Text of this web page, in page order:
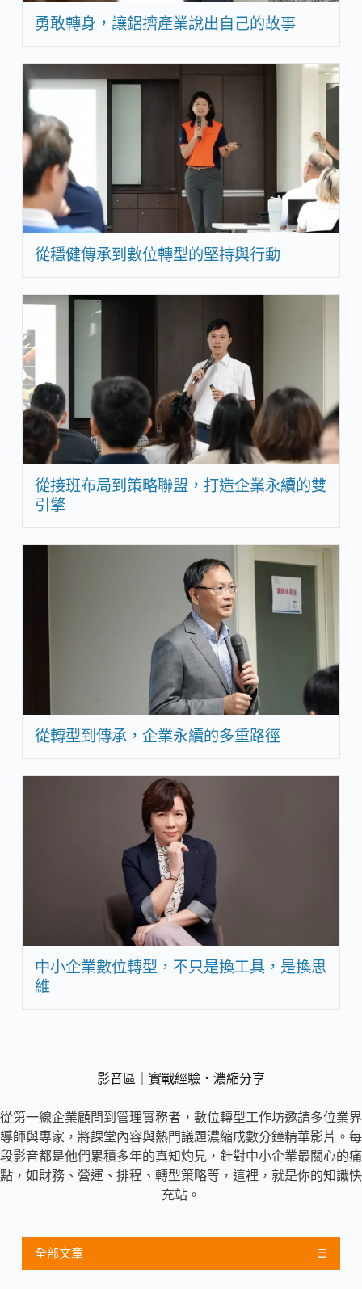
勇敢轉身，讓鋁擠產業說出自己的故事
從穩健傳承到數位轉型的堅持與行動
從接班布局到策略聯盟，打造企業永續的雙
引擎
從轉型到傳承，企業永續的多重路徑
中小企業數位轉型，不只是換工具，是換思
維
影音區｜實戰經驗．濃縮分享
從第一線企業顧問到管理實務者，數位轉型工作坊邀請多位業界
導師與專家，將課堂內容與熱門議題濃縮成數分鐘精華影片。每
段影音都是他們累積多年的真知灼見，針對中小企業最關心的痛
點，如財務、營運、排程、轉型策略等，這裡，就是你的知識快
充站。
全部文章